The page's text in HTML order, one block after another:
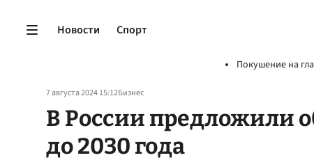
Новости Спорт
Покушение на
7 августа 2024 15:12Бизнес
В России предложили
до 2030 года